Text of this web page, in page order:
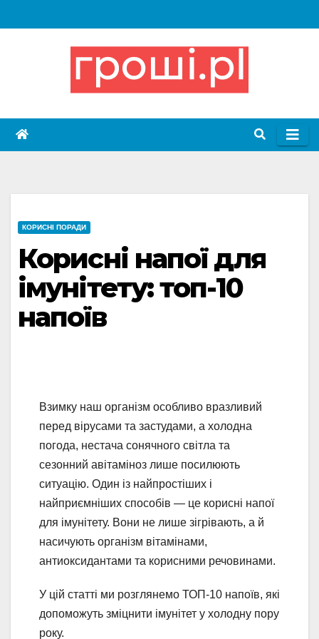
to
КОРИСНІ ПОРАДИ
Корисні напої для
імунітету: топ-10
напоїв
Взимку наш організм особливо вразливий
перед вірусами та застудами, а холодна
погода, нестача сонячного світла та
сезонний авітаміноз лише посилюють
ситуацію. Один із найпростіших і
найприємніших способів — це корисні напої
для імунітету. Вони не лише зігрівають, а й
насичують організм вітамінами,
антиоксидантами та корисними речовинами.
У цій статті ми розглянемо ТОП-10 напоїв, які
допоможуть зміцнити імунітет у холодну пору
року.